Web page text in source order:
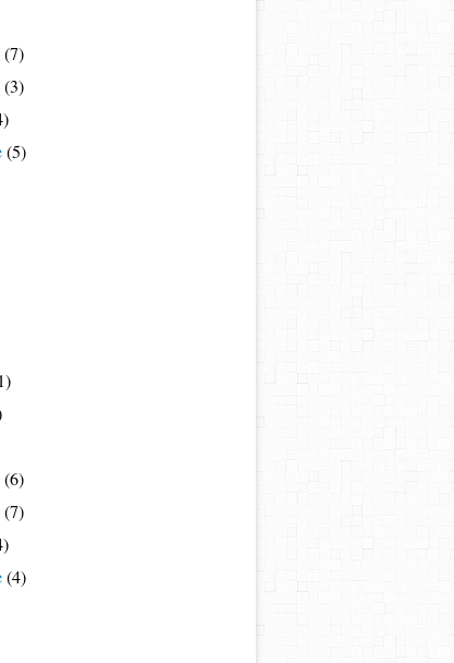
(7)
(3)
(5)
(6)
(7)
(4)